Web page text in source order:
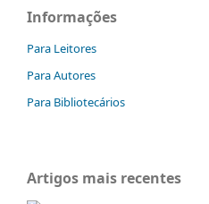
Informações
Para Leitores
Para Autores
Para Bibliotecários
Artigos mais recentes